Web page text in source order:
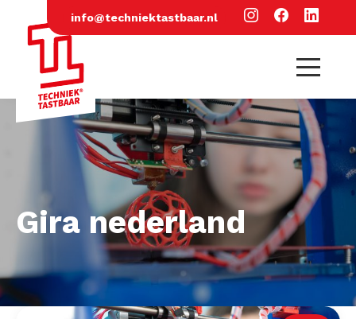
info@techniektastbaar.nl
Gira nederland